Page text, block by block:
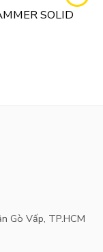
SOLID
Gò Vấp, TP.HCM